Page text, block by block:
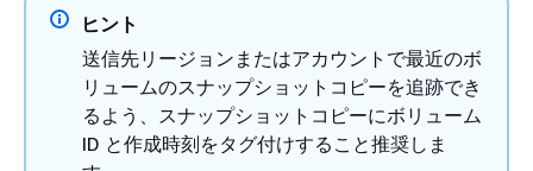
ヒント
送信先リージョンまたはアカウントで最近のボ
リュームのスナップショットコピーを追跡でき
るよう、スナップショットコピーにボリューム
ID と作成時刻をタグ付けすること推奨しま